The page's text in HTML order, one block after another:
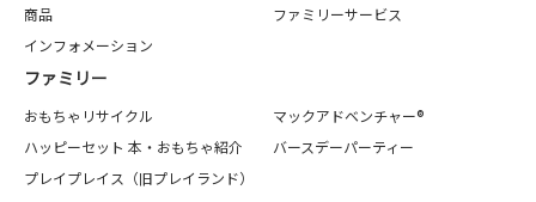
商品
ファミリーサービス
インフォメーション
ファミリー
おもちゃリサイクル
マックアドベンチャー®
ハッピーセット 本・おもちゃ紹介
バースデーパーティー
プレイプレイス（旧プレイランド）